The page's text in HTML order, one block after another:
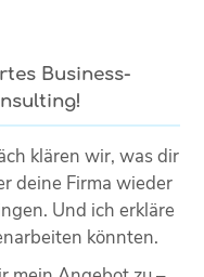
Business-
klären wir, was dir
deine Firma wieder
Und ich erkläre
könnten.